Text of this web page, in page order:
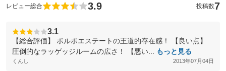
レビュー総合 3.9 投稿数7
3.1
【総合評価】 ボルボエステートの王道的存在感！ 【良い点】
圧倒的なラッゲッジルームの広さ！ 【悪い...
もっと見る
くんし 2013年07月04日